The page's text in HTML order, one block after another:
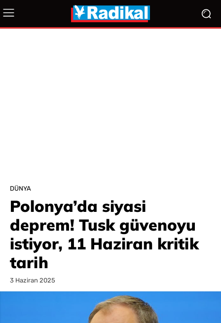
DÜNYA
Polonya’da siyasi
deprem! Tusk güvenoyu
istiyor, 11 Haziran kritik
tarih
3 Haziran 2025